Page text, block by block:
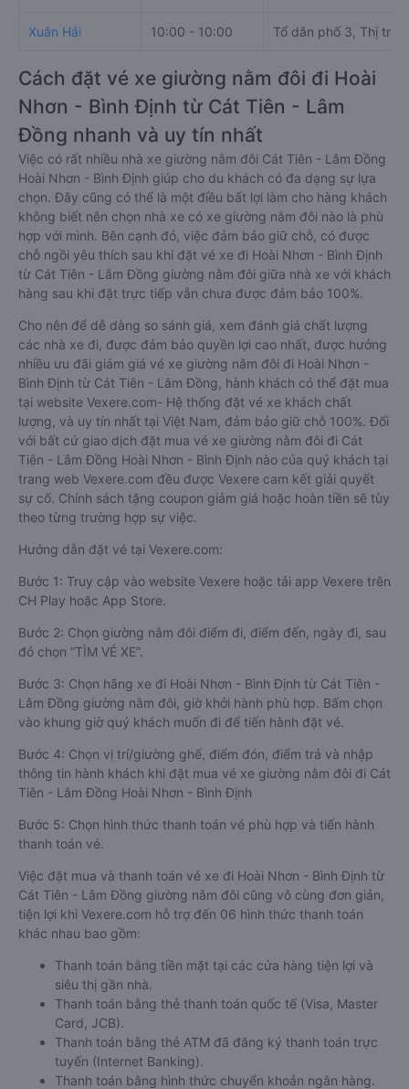
Xuân Hải 10:00 - 10:00 Tổ dân phố 3, Thị trấn
Cách đặt vé xe giường nằm đôi đi Hoài
Nhơn - Bình Định từ Cát Tiên - Lâm
Đồng nhanh và uy tín nhất
Việc có rất nhiều nhà xe giường nằm đôi Cát Tiên - Lâm Đồng
Hoài Nhơn - Bình Định giúp cho du khách có đa dạng sự lựa
chọn. Đây cũng có thể là một điều bất lợi làm cho hàng khách
không biết nên chọn nhà xe có xe giường nằm đôi nào là phù
hợp với mình. Bên cạnh đó, việc đảm bảo giữ chỗ, có được
chỗ ngồi yêu thích sau khi đặt vé xe đi Hoài Nhơn - Bình Định
từ Cát Tiên - Lâm Đồng giường nằm đôi giữa nhà xe với khách
hàng sau khi đặt trực tiếp vẫn chưa được đảm bảo 100%.
Cho nên để dễ dàng so sánh giá, xem đánh giá chất lượng
các nhà xe đi, được đảm bảo quyền lợi cao nhất, được hưởng
nhiều ưu đãi giảm giá vé xe giường nằm đôi đi Hoài Nhơn -
Bình Định từ Cát Tiên - Lâm Đồng, hành khách có thể đặt mua
tại website Vexere.com- Hệ thống đặt vé xe khách chất
lượng, và uy tín nhất tại Việt Nam, đảm bảo giữ chỗ 100%. Đối
với bất cứ giao dịch đặt mua vé xe giường nằm đôi đi Cát
Tiên - Lâm Đồng Hoài Nhơn - Bình Định nào của quý khách tại
trang web Vexere.com đều được Vexere cam kết giải quyết
sự cố. Chính sách tặng coupon giảm giá hoặc hoàn tiền sẽ tùy
theo từng trường hợp sự việc.
Hướng dẫn đặt vé tại Vexere.com:
Bước 1: Truy cập vào website Vexere hoặc tải app Vexere trên
CH Play hoặc App Store.
Bước 2: Chọn giường nằm đôi điểm đi, điểm đến, ngày đi, sau
đó chọn “TÌM VÉ XE”.
Bước 3: Chọn hãng xe đi Hoài Nhơn - Bình Định từ Cát Tiên -
Lâm Đồng giường nằm đôi, giờ khởi hành phù hợp. Bấm chọn
vào khung giờ quý khách muốn đi để tiến hành đặt vé.
Bước 4: Chọn vị trí/giường ghế, điểm đón, điểm trả và nhập
thông tin hành khách khi đặt mua vé xe giường nằm đôi đi Cát
Tiên - Lâm Đồng Hoài Nhơn - Bình Định
Bước 5: Chọn hình thức thanh toán vé phù hợp và tiến hành
thanh toán vé.
Việc đặt mua và thanh toán vé xe đi Hoài Nhơn - Bình Định từ
Cát Tiên - Lâm Đồng giường nằm đôi cũng vô cùng đơn giản,
tiện lợi khi Vexere.com hỗ trợ đến 06 hình thức thanh toán
khác nhau bao gồm:
Thanh toán bằng tiền mặt tại các cửa hàng tiện lợi và
siêu thị gần nhà.
Thanh toán bằng thẻ thanh toán quốc tế (Visa, Master
Card, JCB).
Thanh toán bằng thẻ ATM đã đăng ký thanh toán trực
tuyến (Internet Banking).
Thanh toán bằng hình thức chuyển khoản ngân hàng.